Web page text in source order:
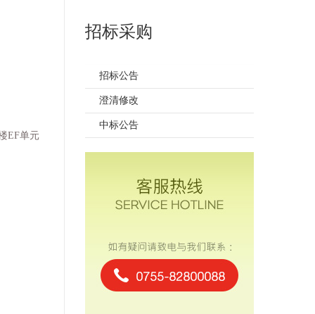
EF单元
招标采购
招标公告
澄清修改
中标公告